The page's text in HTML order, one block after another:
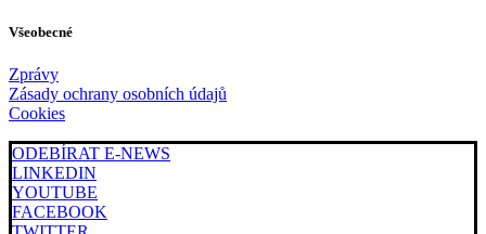
Všeobecné
Zprávy
Zásady ochrany osobních údajů
Cookies
ODEBÍRAT E-NEWS
LINKEDIN
YOUTUBE
FACEBOOK